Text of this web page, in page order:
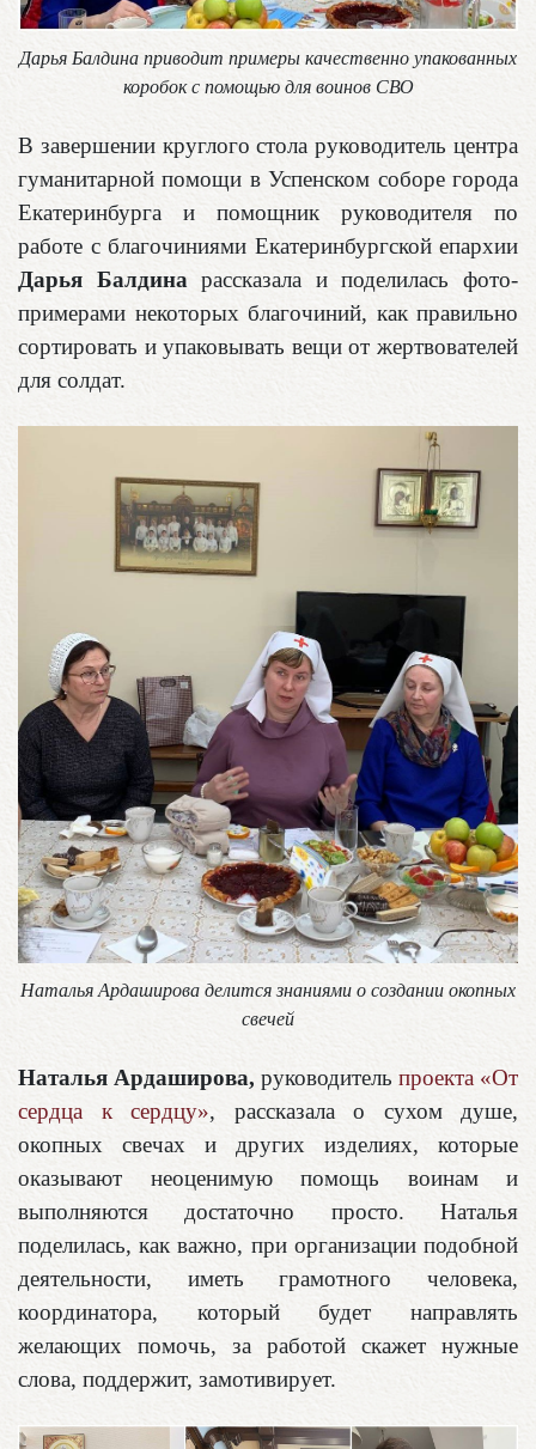
Дарья Балдина приводит примеры качественно упакованных
коробок с помощью для воинов СВО
В завершении круглого стола руководитель центра
гуманитарной помощи в Успенском соборе города
Екатеринбурга и помощник руководителя по
работе с благочиниями Екатеринбургской епархии
Дарья Балдина рассказала и поделилась фото-
примерами некоторых благочиний, как правильно
сортировать и упаковывать вещи от жертвователей
для солдат.
Наталья Ардаширова делится знаниями о создании окопных
свечей
Наталья Ардаширова, руководитель проекта «От
сердца к сердцу», рассказала о сухом душе,
окопных свечах и других изделиях, которые
оказывают неоценимую помощь воинам и
выполняются достаточно просто. Наталья
поделилась, как важно, при организации подобной
деятельности, иметь грамотного человека,
координатора, который будет направлять
желающих помочь, за работой скажет нужные
слова, поддержит, замотивирует.